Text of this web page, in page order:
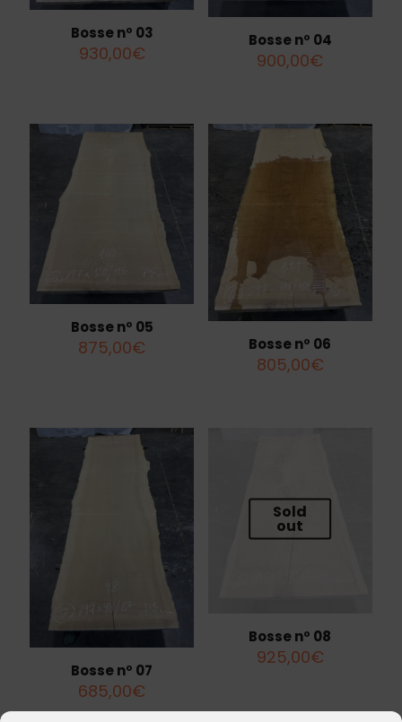
Bosse nº 03
930,00€
Bosse nº 04
900,00€
Bosse nº 05
875,00€ Bosse nº 06
805,00€
Bosse nº 07
685,00€
Sold
out
Bosse nº 08
925,00€